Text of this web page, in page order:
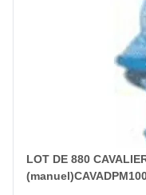
LOT DE 880